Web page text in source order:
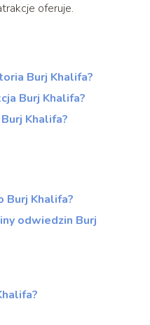
oferuje.
Burj Khalifa?
Burj Khalifa?
Khalifa?
Burj Khalifa?
odwiedzin Burj